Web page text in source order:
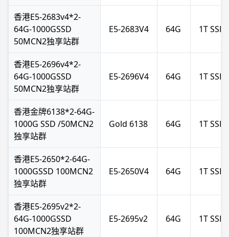
香港E5-2683v4*2-
64G-1000GSSD
50MCN2独享站群
E5-2683V4 64G 1T SSD
香港E5-2696v4*2-
64G-1000GSSD
50MCN2独享站群
E5-2696V4 64G 1T SSD
香港金牌6138*2-64G-
1000G SSD /50MCN2
独享站群
Gold 6138 64G 1T SSD
香港E5-2650*2-64G-
1000GSSD 100MCN2
独享站群
E5-2650V4 64G 1T SSD
香港E5-2695v2*2-
64G-1000GSSD
100MCN2独享站群
E5-2695v2 64G 1T SSD